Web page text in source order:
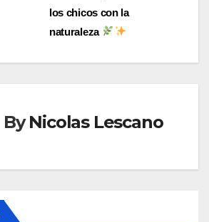
los chicos con la
naturaleza
ByNicolas Lescano